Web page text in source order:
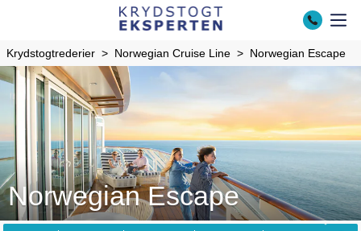
Krydstogtrederier Norwegian Cruise Line Norwegian Escape
Norwegian Escape